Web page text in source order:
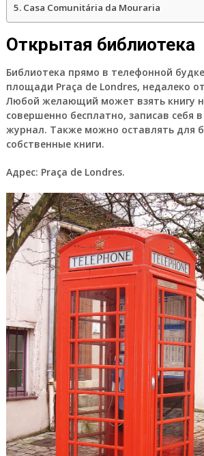
Casa Comunitária da Mouraria
Открытая библиотека
Библиотека прямо в телефонной
площади Praça de Londres, недалеко
Любой желающий может взять книгу
совершенно бесплатно, записав себя
журнал. Также можно оставлять для
собственные книги.
Адрес: Praça de Londres.